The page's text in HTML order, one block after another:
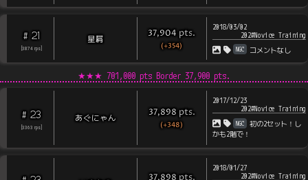
# 21
3874 rps
星屑 37,904 pts.
(+354)
2018/03/02
202#Novice Training
NGC コメントなし
★★★ 701,000 pts Border 37,900 pts.
# 23
3363 rps
あぐにゃん 37,898 pts.
(+348)
2017/12/23
202#Novice Training
NGC
初の2セット！し
かも2階で！
2018/01/27
202#Novice Training